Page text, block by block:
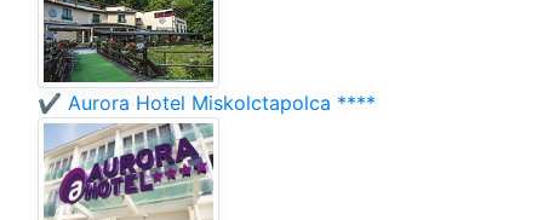
✔️ Aurora Hotel Miskolctapolca ****